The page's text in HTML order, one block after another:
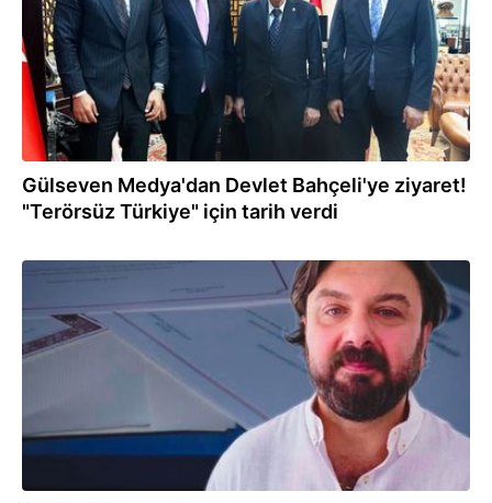
Gülseven Medya'dan Devlet Bahçeli'ye ziyaret!
"Terörsüz Türkiye" için tarih verdi
05.08.2025